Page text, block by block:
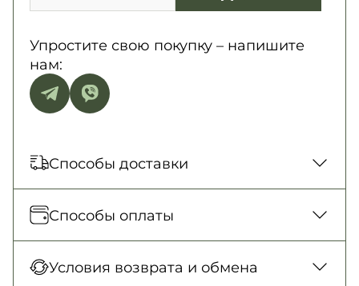
Упростите свою покупку – напишите
нам:
Способы доставки
Отправка каждый день. Наложенный
платеж только для заказов от 500 грн.
150 грн. / 1-2 дня
Способы оплаты
картой в отделении, Картой онлайн, Google
Условия возврата и обмена